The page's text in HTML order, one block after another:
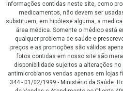
informações contidas neste site, como
medicamentos, não devem ser
substituem, em hipótese alguma, a
área médica. Somente o médico está
qualquer problema de saúde e
preços e as promoções são válidos
fotos contidas em nosso site são
disponibilidade sujeitos a alterações
antimicrobianos vendas apenas em lojas
344 - 01/02/1999 - Ministério da Saúde.